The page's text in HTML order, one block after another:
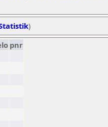
)
pnr